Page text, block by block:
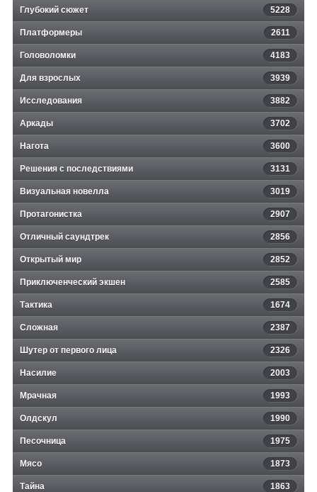
Глубокий сюжет 5228
Платформеры 2611
Головоломки 4183
Для взрослых 3939
Исследования 3882
Аркады 3702
Нагота 3600
Решения с последствиями 3131
Визуальная новелла 3019
Протагонистка 2907
Отличный саундтрек 2856
Открытый мир 2852
Приключенческий экшен 2585
Тактика 1674
Сложная 2387
Шутер от первого лица 2326
Насилие 2003
Мрачная 1993
Олдскул 1990
Песочница 1975
Мясо 1873
Тайна 1863